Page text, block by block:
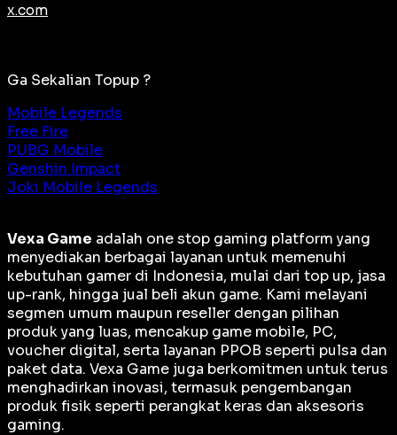
x.com
Ga Sekalian Topup ?
Mobile Legends
Free Fire
PUBG Mobile
Genshin Impact
Joki Mobile Legends
Vexa Game adalah one stop gaming platform yang
menyediakan berbagai layanan untuk memenuhi
kebutuhan gamer di Indonesia, mulai dari top up, jasa
up-rank, hingga jual beli akun game. Kami melayani
segmen umum maupun reseller dengan pilihan
produk yang luas, mencakup game mobile, PC,
voucher digital, serta layanan PPOB seperti pulsa dan
paket data. Vexa Game juga berkomitmen untuk terus
menghadirkan inovasi, termasuk pengembangan
produk fisik seperti perangkat keras dan aksesoris
gaming.